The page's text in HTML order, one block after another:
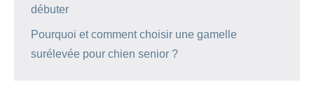
débuter
Pourquoi et comment choisir une gamelle
surélevée pour chien senior ?